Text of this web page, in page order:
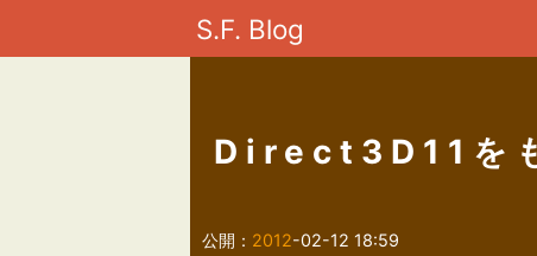
S.F. Blog
Direct3D11をも
公開： 2012-02-12 18:59